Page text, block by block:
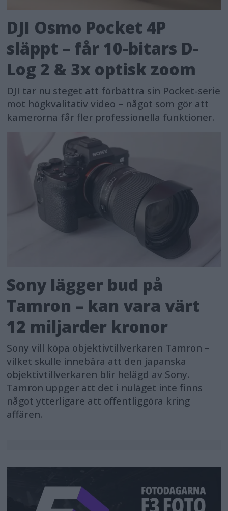
DJI Osmo Pocket 4P
släppt – får 10-bitars D-
Log 2 & 3x optisk zoom
DJI tar nu steget att förbättra sin Pocket-serie
mot högkvalitativ video – något som gör att
kamerorna får fler professionella funktioner.
Sony lägger bud på
Tamron – kan vara värt
12 miljarder kronor
Sony vill köpa objektivtillverkaren Tamron –
vilket skulle innebära att den japanska
objektivtillverkaren blir helägd av Sony.
Tamron uppger att det i nuläget inte finns
något ytterligare att offentliggöra kring
affären.